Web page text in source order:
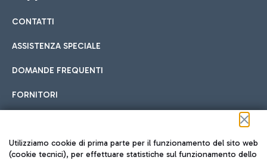
Cucina Internazionale
Hotel in aeroporto
Scegli l'alloggio più adatto e approfitta della vicinanza
all'aeroporto.
Car sharing
Con il Car Sharing è ancora più facile spostarsi
CONTATTI
ASSISTENZA SPECIALE
DOMANDE FREQUENTI
FORNITORI
Seguici sui social
Utilizziamo cookie di prima parte per il funzionamento del sito web
(cookie tecnici), per effettuare statistiche sul funzionamento dello